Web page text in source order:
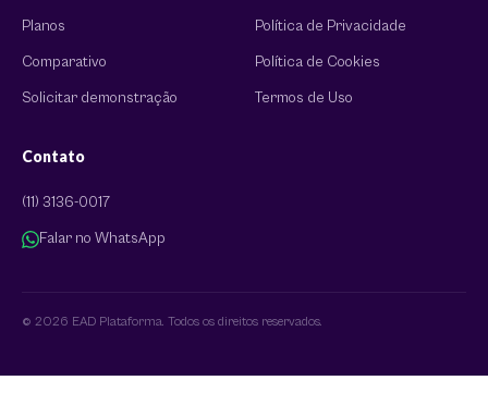
Planos
Comparativo
Solicitar demonstração
Política de Privacidade
Política de Cookies
Termos de Uso
Contato
(11) 3136-0017
Falar no WhatsApp
© 2026 EAD Plataforma. Todos os direitos reservados.